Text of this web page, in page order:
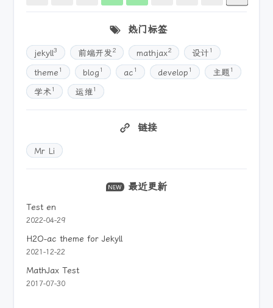
热门标签
jekyll3 前端开发2 mathjax2 设计 1
theme 1 blog 1 ac 1 develop 1 主题 1
学术1 运维1
链接
Mr Li
最近更新
Test en
2022-04-29
H2O-ac theme for Jekyll
2021-12-22
MathJax Test
2017-07-30